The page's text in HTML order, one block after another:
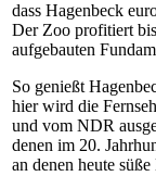
dass Hagenbeck
Der Zoo profitiert
aufgebauten
So genießt
hier wird die
und vom NDR
denen im 20.
an denen heute